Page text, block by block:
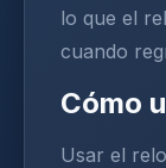
lo que el
cuando
Cómo
Usar el